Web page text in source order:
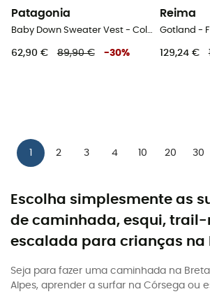
Patagonia
Baby Down Sweater Vest - Colete penas criança
62,90 € 89,90 € -30%
Reima
Gotland -
129,24 €
2 3 4 10 20 30
Escolha simplesmente as
de caminhada, esqui, trail-
escalada para crianças na
Seja para fazer uma caminhada na
Alpes, aprender a surfar na Córsega ou